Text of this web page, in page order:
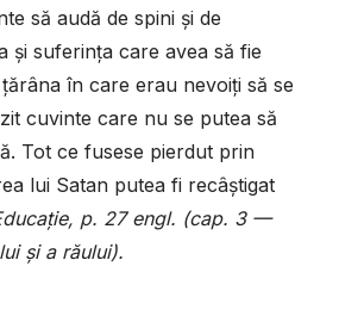
să audă de spini și de
și suferința care avea să fie
în care erau nevoiți să se
cuvinte care nu se putea să
Tot ce fusese pierdut prin
lui Satan putea fi recâștigat
p. 27 engl. (cap. 3 —
și a răului).